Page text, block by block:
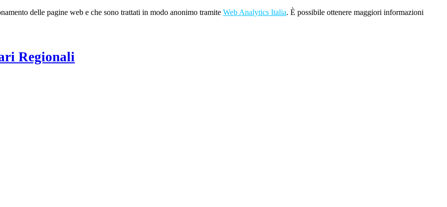
delle pagine web e che sono trattati in modo anonimo tramite Web Analytics Italia. È possibile ottenere maggiori informazioni
Regionali